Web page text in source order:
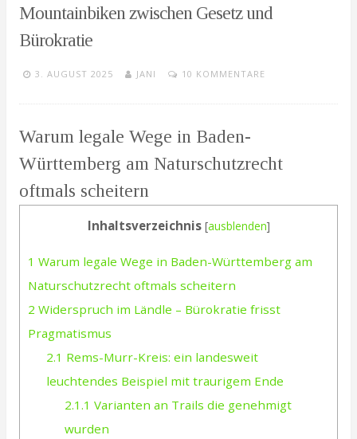
Mountainbiken zwischen Gesetz und
Bürokratie
3. AUGUST 2025 JANI 10 KOMMENTARE
Warum legale Wege in Baden-
Württemberg am Naturschutzrecht
oftmals scheitern
Inhaltsverzeichnis [ausblenden]
1 Warum legale Wege in Baden-Württemberg am
Naturschutzrecht oftmals scheitern
2 Widerspruch im Ländle – Bürokratie frisst
Pragmatismus
2.1 Rems-Murr-Kreis: ein landesweit
leuchtendes Beispiel mit traurigem Ende
2.1.1 Varianten an Trails die genehmigt
wurden